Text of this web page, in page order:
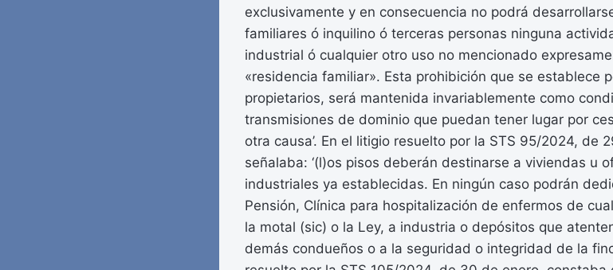
exclusivamente y en consecuencia no podrá
familiares ó inquilino ó terceras personas ninguna
industrial ó cualquier otro uso no mencionado
«residencia familiar». Esta prohibición que se establece
propietarios, será mantenida invariablemente como
transmisiones de dominio que puedan tener lugar por
otra causa’. En el litigio resuelto por la STS 95/2024, de
señalaba: ‘(l)os pisos deberán destinarse a viviendas u
industriales ya establecidas. En ningún caso podrán
Pensión, Clínica para hospitalización de enfermos de
la motal (sic) o la Ley, a industria o depósitos que
demás condueños o a la seguridad o integridad de la